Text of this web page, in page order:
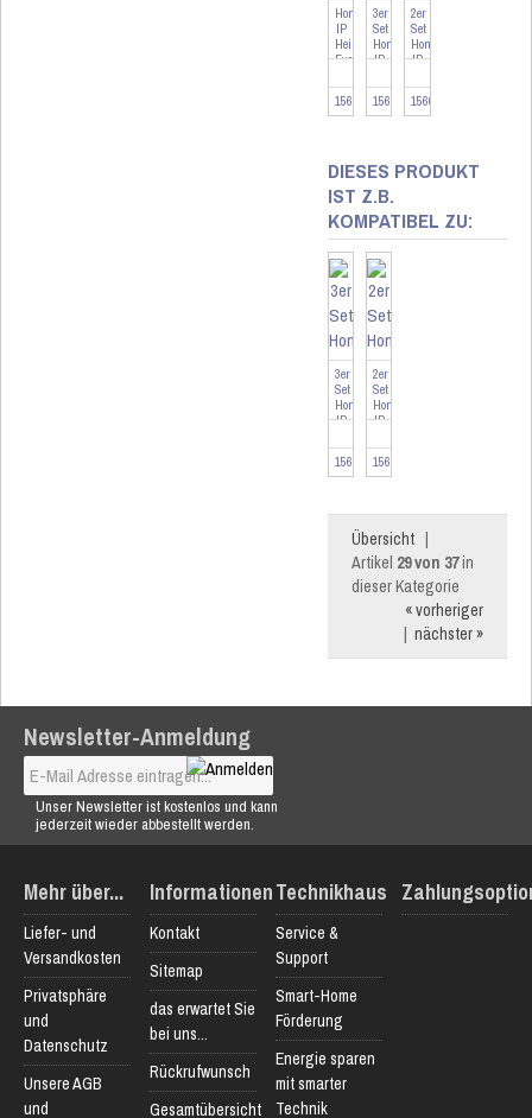
Homematic
IP
Heizkörperthermostat
Evo
Si...
156650
3er
Set
Homematic
IP
...
156650-3
2er
Set
Homematic
IP
...
156650-2
DIESES PRODUKT
IST Z.B.
KOMPATIBEL ZU:
3er
Set
Homematic
IP
...
156650-3
2er
Set
Homematic
IP
...
156650-2
Übersicht |
Artikel 29 von 37in
dieser Kategorie
« vorheriger
| nächster »
Newsletter-Anmeldung
Unser Newsletter ist kostenlos und kann
jederzeit wieder abbestellt werden.
Mehr über...
Liefer- und
Versandkosten
Privatsphäre
und
Datenschutz
Unsere AGB
und
Informationen
Kontakt
Sitemap
das erwartet Sie
bei uns...
Rückrufwunsch
Gesamtübersicht
Technikhaus
Service &
Support
Smart-Home
Förderung
Energie sparen
mit smarter
Technik